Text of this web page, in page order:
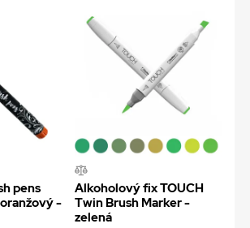
pens
-
Alkoholový fix TOUCH
Twin Brush Marker -
zelená